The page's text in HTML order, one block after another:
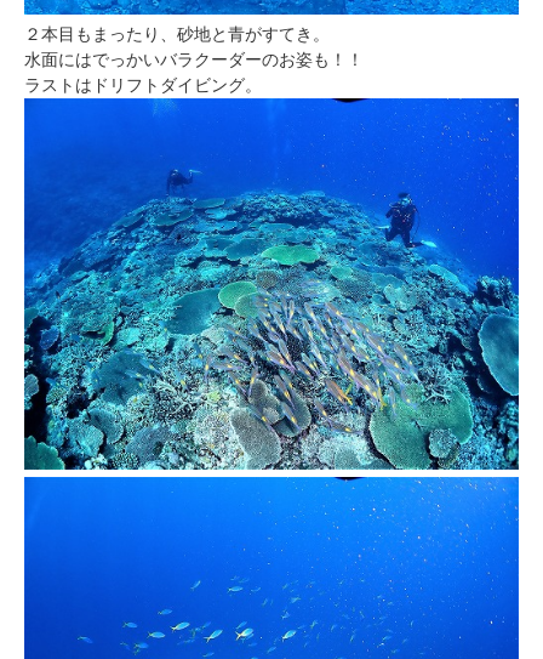
２本目もまったり、砂地と青がすてき。
水面にはでっかいバラクーダーのお姿も！！
ラストはドリフトダイビング。